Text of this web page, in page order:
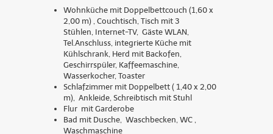
Wohnküche mit Doppelbettcouch (1,60 x
2,00 m) , Couchtisch, Tisch mit 3
Stühlen, Internet-TV, Gäste WLAN,
Tel.Anschluss, integrierte Küche mit
Kühlschrank, Herd mit Backofen,
Geschirrspüler, Kaffeemaschine,
Wasserkocher, Toaster
Schlafzimmer mit Doppelbett ( 1,40 x 2,00
m), Ankleide, Schreibtisch mit Stuhl
Flur mit Garderobe
Bad mit Dusche, Waschbecken, WC ,
Waschmaschine